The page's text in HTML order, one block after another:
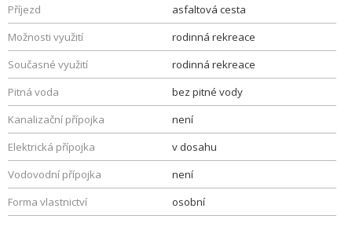
Příjezd
asfaltová cesta
Možnosti využití
rodinná rekreace
Současné využití
rodinná rekreace
Pitná voda
bez pitné vody
Kanalizační přípojka
není
Elektrická přípojka
v dosahu
Vodovodní přípojka
není
Forma vlastnictví
osobní